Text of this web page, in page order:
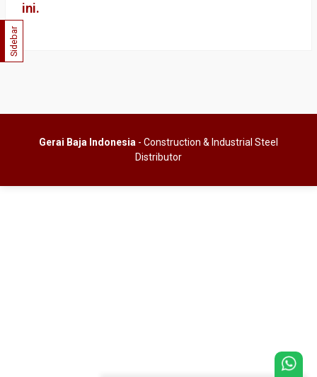
ini.
Sidebar
Gerai Baja Indonesia - Construction & Industrial Steel
Distributor